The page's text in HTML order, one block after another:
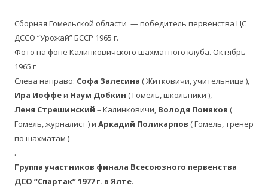
Сборная Гомельской области — победитель первенства ЦС
ДССО “Урожай” БССР 1965 г.
Фото на фоне Калинковичского шахматного клуба. Октябрь
1965 г
Слева направо: Софа Залесина ( Житковичи, учительница ),
Ира Иоффеи Наум Добкин ( Гомель, школьники ),
Леня Стрешинский – Калинковичи, Володя Поняков (
Гомель, журналист ) и Аркадий Поликарпов ( Гомель, тренер
по шахматам )
.
Группа участников финала Всесоюзного первенства
ДСО “Спартак” 1977 г. в Ялте.